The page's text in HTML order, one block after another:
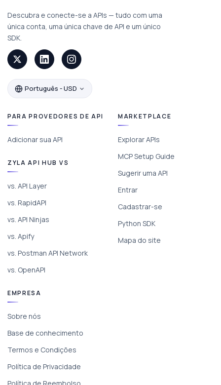
Descubra e conecte-se a APIs — tudo com uma
única conta, uma única chave de API e um único
SDK.
Português - USD
PARA PROVEDORES DE API
Adicionar sua API
ZYLA API HUB VS
vs. API Layer
vs. RapidAPI
vs. API Ninjas
vs. Apify
vs. Postman API Network
vs. OpenAPI
MARKETPLACE
Explorar APIs
MCP Setup Guide
Sugerir uma API
Entrar
Cadastrar-se
Python SDK
Mapa do site
EMPRESA
Sobre nós
Base de conhecimento
Termos e Condições
Política de Privacidade